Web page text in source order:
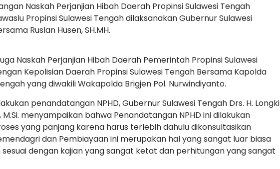
Naskah Perjanjian Hibah Daerah Propinsi Sulawesi Tengah
Propinsi Sulawesi Tengah dilaksanakan Gubernur Sulawesi
Ruslan Husen, SH.MH.
Naskah Perjanjian Hibah Daerah Pemerintah Propinsi Sulawesi
Kepolisian Daerah Propinsi Sulawesi Tengah Bersama Kapolda
yang diwakili Wakapolda Brigjen Pol. Nurwindiyanto.
penandatangan NPHD, Gubernur Sulawesi Tengah Drs. H. Longki
M.Si. menyampaikan bahwa Penandatangan NPHD ini dilakukan
yang panjang karena harus terlebih dahulu dikonsultasikan
dan Pembiayaan ini merupakan hal yang sangat luar biasa
sesuai dengan kajian yang sangat ketat dan perhitungan yang sangat